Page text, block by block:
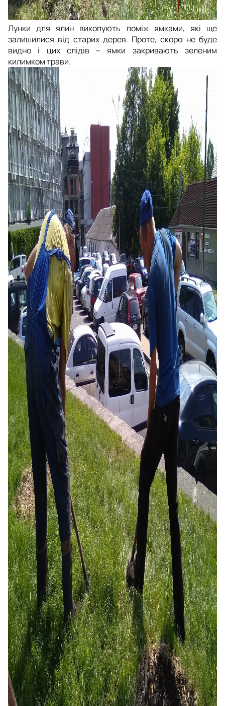
Лунки для ялин викопують поміж ямками, які ще
залишилися від старих дерев. Проте, скоро не буде
видно і цих слідів – ямки закривають зеленим
килимком трави.